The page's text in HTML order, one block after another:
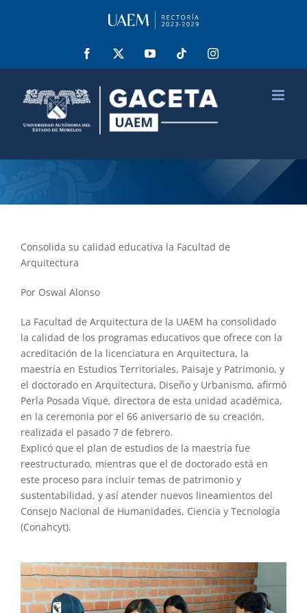
Facebook YouTube Tiktok Instagram
Consolida su calidad educativa la Facultad de
Arquitectura
Por Oswal Alonso
La Facultad de Arquitectura de la UAEM ha consolidado
la calidad de los programas educativos que ofrece con la
acreditación de la licenciatura en Arquitectura, la
maestría en Estudios Territoriales, Paisaje y Patrimonio, y
el doctorado en Arquitectura, Diseño y Urbanismo, afirmó
Perla Posada Vique, directora de esta unidad académica,
en la ceremonia por el 66 aniversario de su creación,
realizada el pasado 7 de febrero.
Explicó que el plan de estudios de la maestría fue
reestructurado, mientras que el de doctorado está en
este proceso para incluir temas de patrimonio y
sustentabilidad, y así atender nuevos lineamientos del
Consejo Nacional de Humanidades, Ciencia y Tecnología
(Conahcyt).